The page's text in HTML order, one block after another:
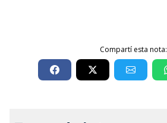
Compartí esta nota: